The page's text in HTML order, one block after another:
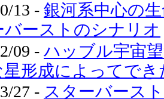
13 - 銀河系中心の
バーストのシナリオ
09 - ハッブル宇宙
星形成によってでき
27 - スターバース